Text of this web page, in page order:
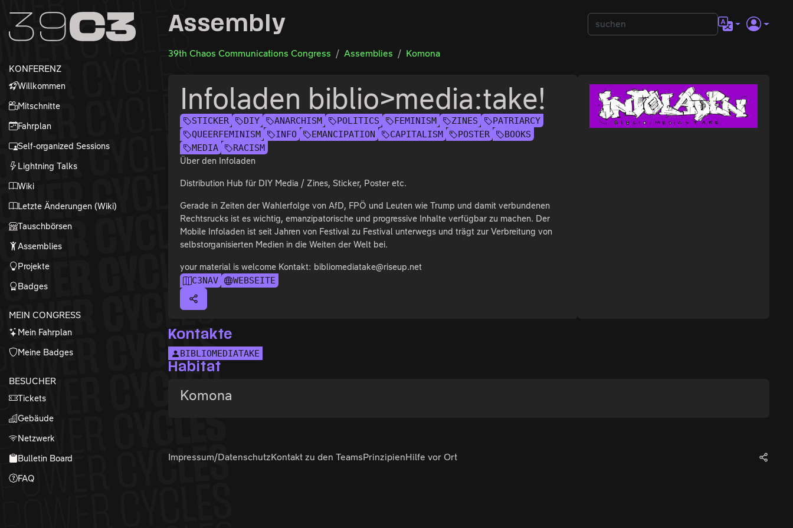
Zum Inhalt
Zum Footer
KONFERENZ
Willkommen
Mitschnitte
Fahrplan
Self-organized Sessions
Lightning Talks
Wiki
Letzte Änderungen (Wiki)
Tauschbörsen
Assemblies
Projekte
Badges
MEIN CONGRESS
Mein Fahrplan
Meine Badges
BESUCHER
Tickets
Gebäude
Netzwerk
Bulletin Board
FAQ
Assembly
39th Chaos Communications Congress Assemblies Komona
Infoladen biblio>media:take!
STICKER DIY ANARCHISM POLITICS FEMINISM ZINES
PATRIARCY
QUEERFEMINISM
INFO EMANCIPATION CAPITALISM POSTER
BOOKS
MEDIA
RACISM
Über den Infoladen
Distribution Hub für DIY Media / Zines, Sticker, Poster etc.
Gerade in Zeiten der Wahlerfolge von AfD, FPÖ und Leuten wie Trump und damit verbundenen
Rechtsrucks ist es wichtig, emanzipatorische und progressive Inhalte verfügbar zu machen. Der
Mobile Infoladen ist seit Jahren von Festival zu Festival unterwegs und trägt zur Verbreitung von
selbstorganisierten Medien in die Weiten der Welt bei.
your material is welcome Kontakt: bibliomediatake@riseup.net
C3NAV WEBSEITE
Kontakte
BIBLIOMEDIATAKE
Habitat
Komona
Impressum/DatenschutzKontakt zu den TeamsPrinzipienHilfe vor Ort